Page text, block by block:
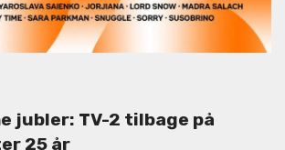
jubler: TV-2 tilbage på
25 år